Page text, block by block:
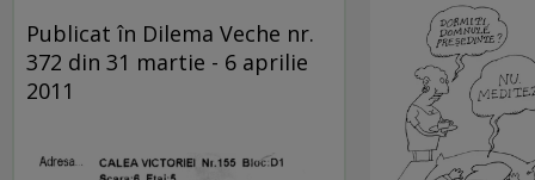
Publicat în Dilema Veche nr.
372 din 31 martie - 6 aprilie
2011